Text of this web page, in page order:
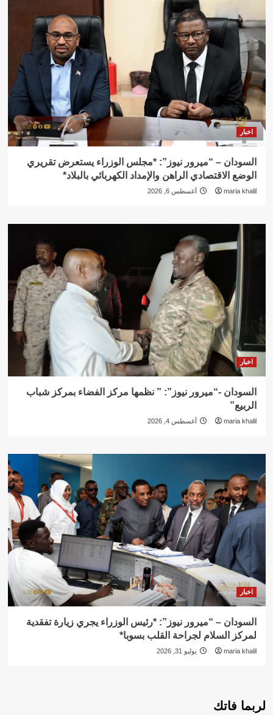
اخبار
السودان – “ميرور نيوز”: *مجلس الوزراء يستعرض تقريري
الوضع الاقتصادي الراهن والإمداد الكهربائي بالبلاد*
maria khalil أغسطس 6, 2026
اخبار
السودان -“ميرور نيوز”: ” نظمها مركز الفضاء بمركز شباب
الربيع”
maria khalil أغسطس 4, 2026
اخبار
السودان – “ميرور نيوز”: *رئيس الوزراء يجري زيارة تفقدية
لمركز السلام لجراحة القلب بسوبا*
maria khalil يوليو 31, 2026
لربما فاتك